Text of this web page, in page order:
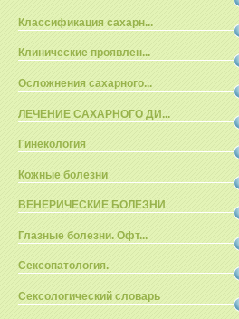
Классификация сахарн...
Клинические проявлен...
Осложнения сахарного...
ЛЕЧЕНИЕ САХАРНОГО ДИ...
Гинекология
Кожные болезни
ВЕНЕРИЧЕСКИЕ БОЛЕЗНИ
Глазные болезни. Офт...
Сексопатология.
Сексологический словарь